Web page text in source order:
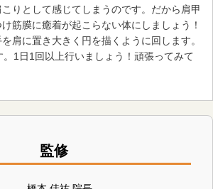
りとして感じてしまうのです。だから肩甲
筋膜に癒着が起こらない体にしましょう！
肩に置き大きく円を描くように回します。
。1日1回以上行いましょう！頑張ってみて
監修